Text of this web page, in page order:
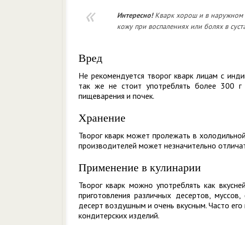
Интересно!Кварк хорош и в наружном
кожу при воспалениях или болях в
Вред
Не рекомендуется творог кварк лицам с
так же не стоит употреблять более 300
пищеварения и почек.
Хранение
Творог кварк может пролежать в
производителей может незначительно
Применение в кулинарии
Творог кварк можно употреблять как
приготовления различных десертов,
десерт воздушным и очень вкусным. Часто
кондитерских изделий.